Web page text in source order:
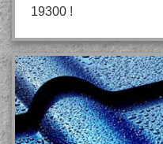
19300 !